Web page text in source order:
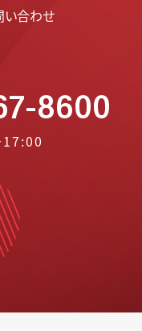
い合わせ
8600